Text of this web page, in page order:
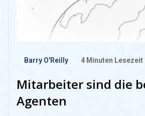
Barry O'Reilly 4 Minuten Lesezeit
Mitarbeiter sind die
Agenten